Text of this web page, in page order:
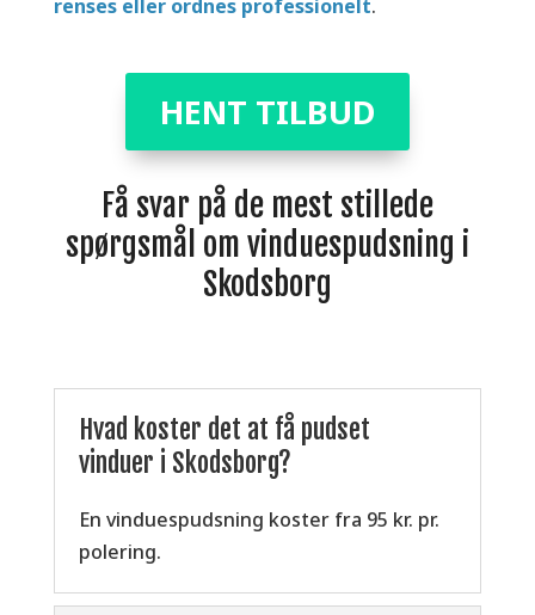
renses eller ordnes professionelt.
HENT TILBUD
Få svar på de mest stillede
spørgsmål om vinduespudsning i
Skodsborg
Hvad koster det at få pudset
vinduer i Skodsborg?
En vinduespudsning koster fra 95 kr. pr.
polering.